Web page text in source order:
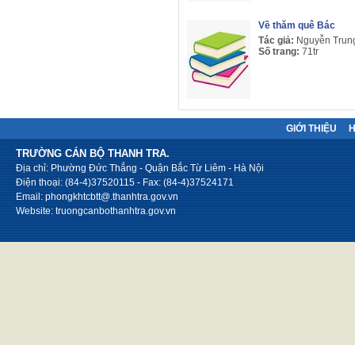
Về thăm quê Bác
Tác giả: Nguyễn
Số trang: 71tr
GIỚI THIỆU
TRƯỜNG CÁN BỘ THANH TRA.
Địa chỉ: Phường Đức Thắng - Quận Bắc Từ Liêm - Hà Nội
Điện thoại: (84-4)37520115 - Fax: (84-4)37524171
Email: phongkhtcbtt@.thanhtra.gov.vn
Website: truongcanbothanhtra.gov.vn